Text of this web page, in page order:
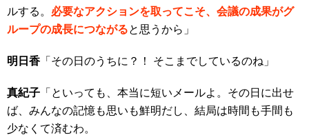
ルする。 必要なアクションを取ってこそ、会議の成果がグ
ループの成長につながると思うから」
明日香 「その日のうちに？！ そこまでしているのね」
真紀子 「といっても、本当に短いメールよ。その日に出せ
ば、みんなの記憶も思いも鮮明だし、結局は時間も手間も
少なくて済むわ。